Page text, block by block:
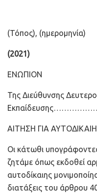
(Τόπος), (ημερομηνία)
(2021)
ΕΝΩΠΙΟΝ
Της Διεύθυνσης
ΑΙΤΗΣΗ ΓΙΑ
Οι κάτωθι
ζητάμε όπως εκδοθεί
αυτοδίκαιης
διατάξεις του άρθρου